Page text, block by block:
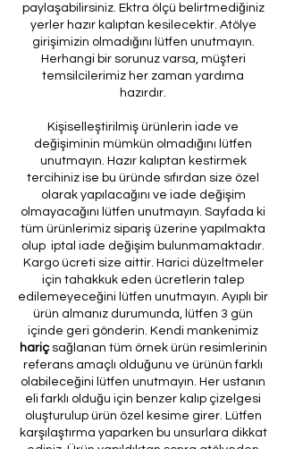
paylaşabilirsiniz. Ektra ölçü belirtmediğiniz
yerler hazır kalıptan kesilecektir. Atölye
girişimizin olmadığını lütfen unutmayın.
Herhangi bir sorunuz varsa, müşteri
temsilcilerimiz her zaman yardıma
hazırdır.
Kişiselleştirilmiş ürünlerin iade ve
değişiminin mümkün olmadığını lütfen
unutmayın. Hazır kalıptan kestirmek
tercihiniz ise bu üründe sıfırdan size özel
olarak yapılacağını ve iade değişim
olmayacağını lütfen unutmayın. Sayfada ki
tüm ürünlerimiz sipariş üzerine yapılmakta
olup iptal iade değişim bulunmamaktadır.
Kargo ücreti size aittir. Harici düzeltmeler
için tahakkuk eden ücretlerin talep
edilemeyeceğini lütfen unutmayın. Ayıplı bir
ürün almanız durumunda, lütfen 3 gün
içinde geri gönderin. Kendi mankenimiz
hariçsağlanan tüm örnek ürün resimlerinin
referans amaçlı olduğunu ve ürünün farklı
olabileceğini lütfen unutmayın. Her ustanın
eli farklı olduğu için benzer kalıp çizelgesi
oluşturulup ürün özel kesime girer. Lütfen
karşılaştırma yaparken bu unsurlara dikkat